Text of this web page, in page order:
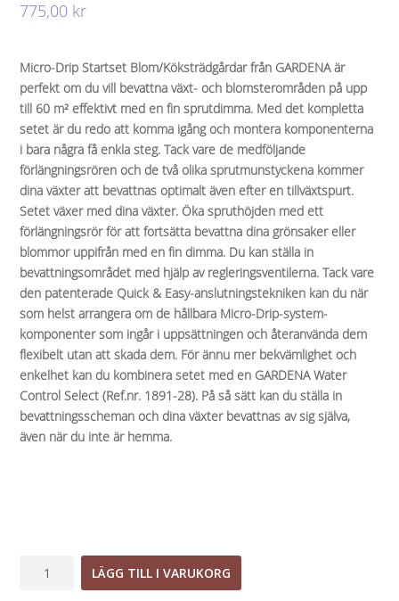
775,00 kr
Micro-Drip Startset Blom/Köksträdgårdar från GARDENA är
perfekt om du vill bevattna växt- och blomsterområden på upp
till 60 m² effektivt med en fin sprutdimma. Med det kompletta
setet är du redo att komma igång och montera komponenterna
i bara några få enkla steg. Tack vare de medföljande
förlängningsrören och de två olika sprutmunstyckena kommer
dina växter att bevattnas optimalt även efter en tillväxtspurt.
Setet växer med dina växter. Öka spruthöjden med ett
förlängningsrör för att fortsätta bevattna dina grönsaker eller
blommor uppifrån med en fin dimma. Du kan ställa in
bevattningsområdet med hjälp av regleringsventilerna. Tack vare
den patenterade Quick & Easy-anslutningstekniken kan du när
som helst arrangera om de hållbara Micro-Drip-system-
komponenter som ingår i uppsättningen och återanvända dem
flexibelt utan att skada dem. För ännu mer bekvämlighet och
enkelhet kan du kombinera setet med en GARDENA Water
Control Select (Ref.nr. 1891-28). På så sätt kan du ställa in
bevattningsscheman och dina växter bevattnas av sig själva,
även när du inte är hemma.
LÄGG TILL I VARUKORG